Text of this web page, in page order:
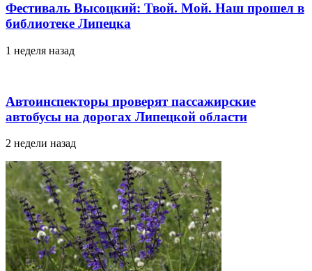
Фестиваль Высоцкий: Твой. Мой. Наш прошел в
библиотеке Липецка
1 неделя назад
Автоинспекторы проверят пассажирские
автобусы на дорогах Липецкой области
2 недели назад